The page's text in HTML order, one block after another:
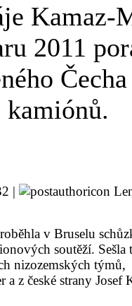
Kamaz-
2011
|
v Bruselu
soutěží. Sešla
nizozemských týmů,
a z české strany Josef